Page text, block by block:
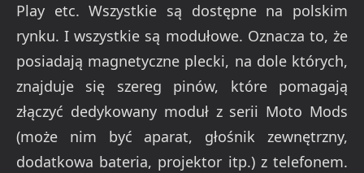
Play etc. Wszystkie są dostępne na polskim
rynku. I wszystkie są modułowe. Oznacza to, że
posiadają magnetyczne plecki, na dole których,
znajduje się szereg pinów, które pomagają
złączyć dedykowany moduł z serii Moto Mods
(może nim być aparat, głośnik zewnętrzny,
dodatkowa bateria, projektor itp.) z telefonem.